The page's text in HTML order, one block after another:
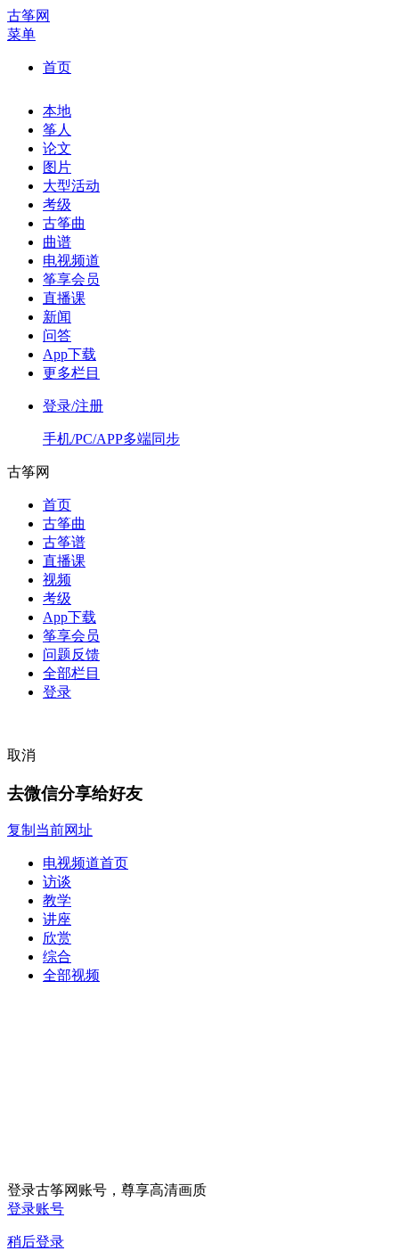
古筝网
菜单
首页
本地
筝人
论文
图片
大型活动
考级
古筝曲
曲谱
电视频道
筝享会员
直播课
新闻
问答
App下载
更多栏目
登录/注册
手机/PC/APP多端同步
古筝网
首页
古筝曲
古筝谱
直播课
视频
考级
App下载
筝享会员
问题反馈
全部栏目
登录
取消
去微信分享给好友
复制当前网址
电视频道首页
访谈
教学
讲座
欣赏
综合
全部视频
登录古筝网账号，尊享高清画质
登录账号
稍后登录